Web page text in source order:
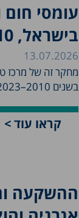
עומסי
בישראל, 2010–2023
13.07.2026
מחקר זה של מרכז
בשנים 2010–2023....
קראו עוד >
ההשקעה